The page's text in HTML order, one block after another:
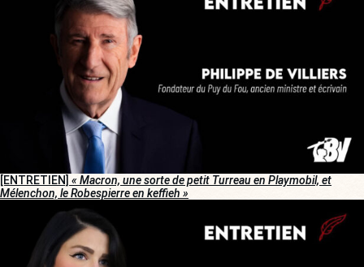
[ENTRETIEN] « Macron, une sorte de petit Turreau en Playmobil, et
Mélenchon, le Robespierre en keffieh »